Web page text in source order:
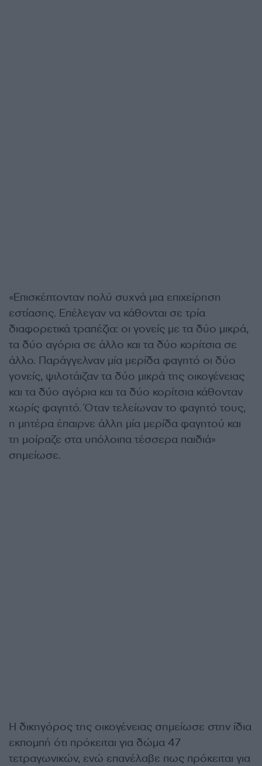
«Επισκέπτονταν πολύ συχνά μια επιχείρηση
εστίασης. Επέλεγαν να κάθονται σε τρία
διαφορετικά τραπέζια: οι γονείς με τα δύο μικρά,
τα δύο αγόρια σε άλλο και τα δύο κορίτσια σε
άλλο. Παράγγελναν μία μερίδα φαγητό οι δύο
γονείς, ψιλοτάιζαν τα δύο μικρά της οικογένειας
και τα δύο αγόρια και τα δύο κορίτσια κάθονταν
χωρίς φαγητό. Όταν τελείωναν το φαγητό τους,
η μητέρα έπαιρνε άλλη μία μερίδα φαγητού και
τη μοίραζε στα υπόλοιπα τέσσερα παιδιά»
σημείωσε.
Η δικηγόρος της οικογένειας σημείωσε στην ίδια
εκπομπή ότι πρόκειται για δώμα 47
τετραγωνικών, ενώ επανέλαβε πως πρόκειται για